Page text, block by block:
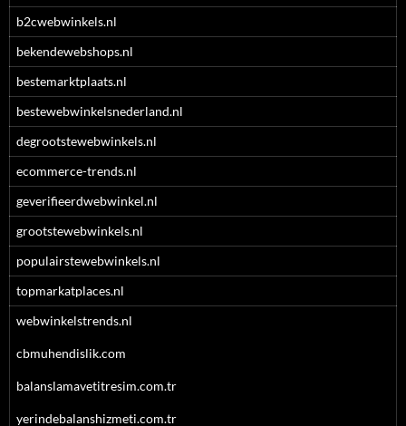
b2cwebwinkels.nl
bekendewebshops.nl
bestemarktplaats.nl
bestewebwinkelsnederland.nl
degrootstewebwinkels.nl
ecommerce-trends.nl
geverifieerdwebwinkel.nl
grootstewebwinkels.nl
populairstewebwinkels.nl
topmarkatplaces.nl
webwinkelstrends.nl
cbmuhendislik.com
balanslamavetitresim.com.tr
yerindebalanshizmeti.com.tr